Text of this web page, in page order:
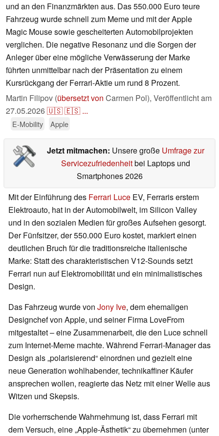
und an den Finanzmärkten aus. Das 550.000 Euro teure
Fahrzeug wurde schnell zum Meme und mit der Apple
Magic Mouse sowie gescheiterten Automobilprojekten
verglichen. Die negative Resonanz und die Sorgen der
Anleger über eine mögliche Verwässerung der Marke
führten unmittelbar nach der Präsentation zu einem
Kursrückgang der Ferrari-Aktie um rund 8 Prozent.
Martin Filipov (übersetzt von Carmen Pol), Veröffentlicht am
27.05.2026🇺🇸🇪🇸 ...
E-Mobility Apple
Jetzt mitmachen: Unsere große Umfrage zur
Servicezufriedenheitbei Laptops und
Smartphones 2026
Mit der Einführung des Ferrari Luce EV, Ferraris erstem
Elektroauto, hat in der Automobilwelt, im Silicon Valley
und in den sozialen Medien für großes Aufsehen gesorgt.
Der Fünfsitzer, der 550.000 Euro kostet, markiert einen
deutlichen Bruch für die traditionsreiche italienische
Marke: Statt des charakteristischen V12-Sounds setzt
Ferrari nun auf Elektromobilität und ein minimalistisches
Design.
Das Fahrzeug wurde von Jony Ive, dem ehemaligen
Designchef von Apple, und seiner Firma LoveFrom
mitgestaltet – eine Zusammenarbeit, die den Luce schnell
zum Internet-Meme machte. Während Ferrari-Manager das
Design als „polarisierend“ einordnen und gezielt eine
neue Generation wohlhabender, technikaffiner Käufer
ansprechen wollen, reagierte das Netz mit einer Welle aus
Witzen und Skepsis.
Die vorherrschende Wahrnehmung ist, dass Ferrari mit
dem Versuch, eine „Apple-Ästhetik“ zu übernehmen (unter